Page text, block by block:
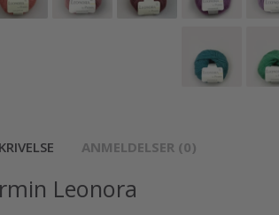
ANMELDELSER (0)
Leonora